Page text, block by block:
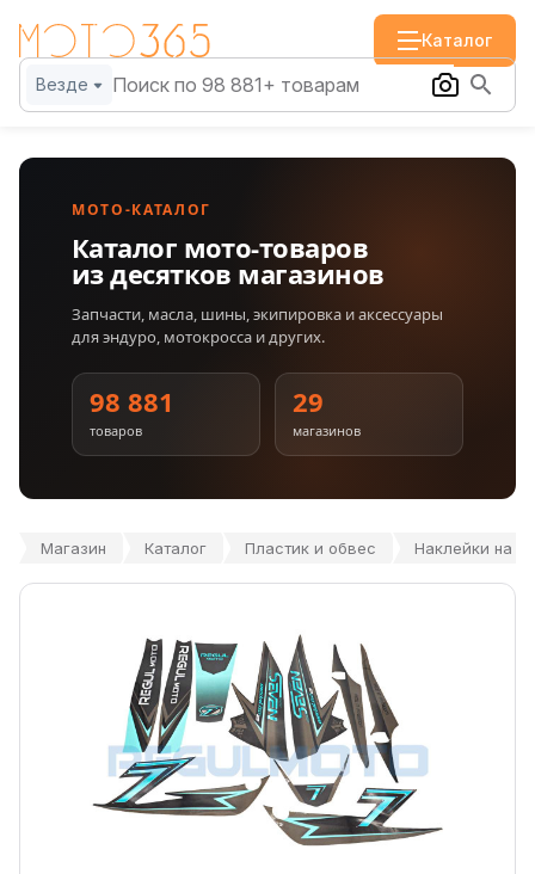
Каталог
Везде
МОТО-КАТАЛОГ
Каталог мото-товаров
из десятков магазинов
Запчасти, масла, шины, экипировка и аксессуары
для эндуро, мотокросса и других.
98 881
товаров
29
магазинов
Магазин Каталог Пластик и обвес Наклейки на